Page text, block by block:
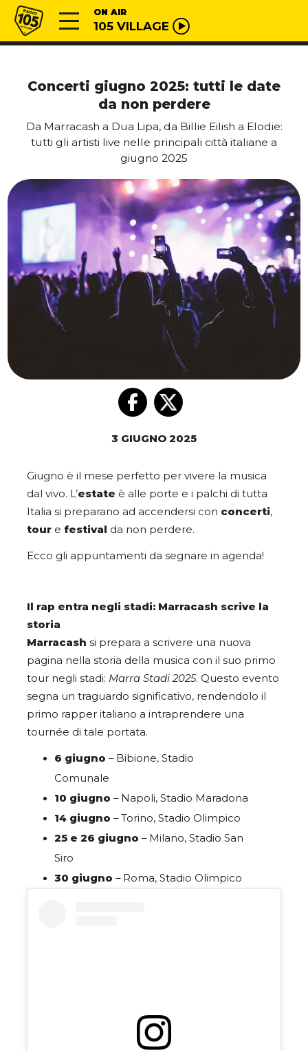
Vai al contenuto
Radio 105 ON AIR
105 VILLAGE
Concerti giugno 2025: tutti le date
da non perdere
Da Marracash a Dua Lipa, da Billie Eilish a Elodie:
tutti gli artisti live nelle principali città italiane a
giugno 2025
3 GIUGNO 2025
Giugno è il mese perfetto per vivere la musica
dal vivo. L’estate è alle porte e i palchi di tutta
Italia si preparano ad accendersi con concerti,
tour e festival da non perdere.
Ecco gli appuntamenti da segnare in agenda!
Il rap entra negli stadi: Marracash scrive la
storia
Marracash si prepara a scrivere una nuova
pagina nella storia della musica con il suo primo
tour negli stadi: Marra Stadi 2025. Questo evento
segna un traguardo significativo, rendendolo il
primo rapper italiano a intraprendere una
tournée di tale portata.
6 giugno – Bibione, Stadio
Comunale
10 giugno – Napoli, Stadio Maradona
14 giugno – Torino, Stadio Olimpico
25 e 26 giugno – Milano, Stadio San
Siro
30 giugno – Roma, Stadio Olimpico